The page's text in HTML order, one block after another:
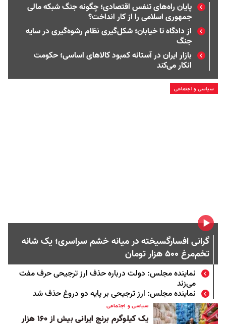
پایان راه‌های تنفس اقتصادی؛ چگونه جنگ شبکه مالی
جمهوری اسلامی را از کار انداخت؟
از دادگاه تا خیابان؛ شکل‌گیری نظام رشوه‌گیری در سایه
جنگ
بازار ایران در آستانه کمبود کالاهای اساسی؛ حکومت
انکار می‌کند
سیاسی و اجتماعی
گرانی افسارگسیخته در میانه خشم سراسری؛ یک شانه
تخم‌مرغ ۵۰۰ هزار تومان
نماینده مجلس: دولت درباره حذف ارز ترجیحی حرف مفت
می‌زند
نماینده مجلس: ارز ترجیحی بر پایه دو دروغ حذف شد
سیاسی و اجتماعی
یک کیلوگرم برنج ایرانی بیش از ۱۶۰ هزار